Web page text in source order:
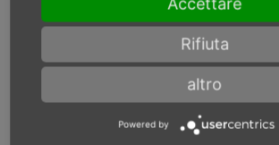
Scalpello a punta larga
Rifiuta
altro
Powered by